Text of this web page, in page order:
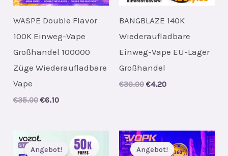
WASPE Double Flavor
100K Einweg-Vape
Großhandel 100000
Züge Wiederaufladbare
Vape
€35.00 Original
€6.10Current
BANGBLAZE 140K
Wiederaufladbare
Einweg-Vape EU-Lager
Großhandel
€30.00 Original
€4.20Current
Angebot! Angebot!